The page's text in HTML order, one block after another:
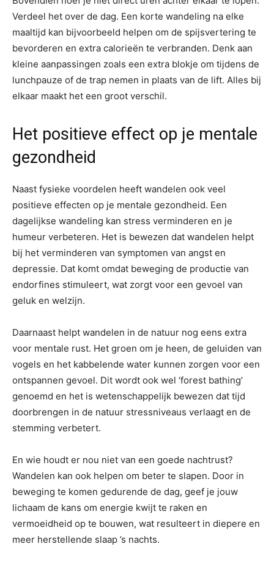
Verdeel het over de dag. Een korte wandeling na elke
maaltijd kan bijvoorbeeld helpen om de spijsvertering te
bevorderen en extra calorieën te verbranden. Denk aan
kleine aanpassingen zoals een extra blokje om tijdens de
lunchpauze of de trap nemen in plaats van de lift. Alles bij
elkaar maakt het een groot verschil.
Het positieve effect op je mentale
gezondheid
Naast fysieke voordelen heeft wandelen ook veel
positieve effecten op je mentale gezondheid. Een
dagelijkse wandeling kan stress verminderen en je
humeur verbeteren. Het is bewezen dat wandelen helpt
bij het verminderen van symptomen van angst en
depressie. Dat komt omdat beweging de productie van
endorfines stimuleert, wat zorgt voor een gevoel van
geluk en welzijn.
Daarnaast helpt wandelen in de natuur nog eens extra
voor mentale rust. Het groen om je heen, de geluiden van
vogels en het kabbelende water kunnen zorgen voor een
ontspannen gevoel. Dit wordt ook wel ‘forest bathing’
genoemd en het is wetenschappelijk bewezen dat tijd
doorbrengen in de natuur stressniveaus verlaagt en de
stemming verbetert.
En wie houdt er nou niet van een goede nachtrust?
Wandelen kan ook helpen om beter te slapen. Door in
beweging te komen gedurende de dag, geef je jouw
lichaam de kans om energie kwijt te raken en
vermoeidheid op te bouwen, wat resulteert in diepere en
meer herstellende slaap ’s nachts.